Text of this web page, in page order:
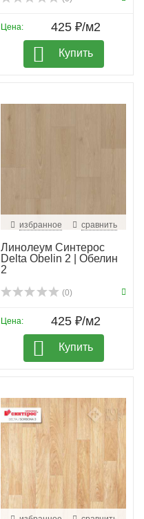
Цена: 425 ₽/м2
Купить
избранное сравнить
Линолеум Синтерос
Delta Obelin 2 | Обелин
2
(0)
Цена: 425 ₽/м2
Купить